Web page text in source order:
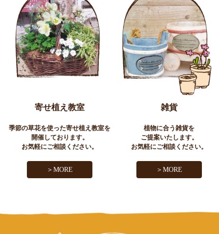
寄せ植え教室
季節の草花を使った寄せ植え教室を
開催しております。
お気軽にご相談ください。
＞MORE
雑貨
植物に合う雑貨を
ご提案いたします。
お気軽にご相談ください。
＞MORE